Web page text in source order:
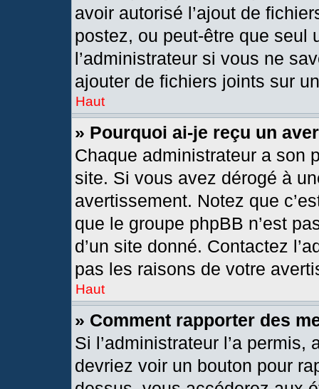
avoir autorisé l’ajout de
postez, ou peut-être que seul
l’administrateur si vous ne
ajouter de fichiers joints sur
Haut
» Pourquoi ai-je reçu un
Chaque administrateur a son
site. Si vous avez dérogé à
avertissement. Notez que
que le groupe phpBB n’est
d’un site donné. Contactez
pas les raisons de votre
Haut
» Comment rapporter des
Si l’administrateur l’a
devriez voir un bouton pour